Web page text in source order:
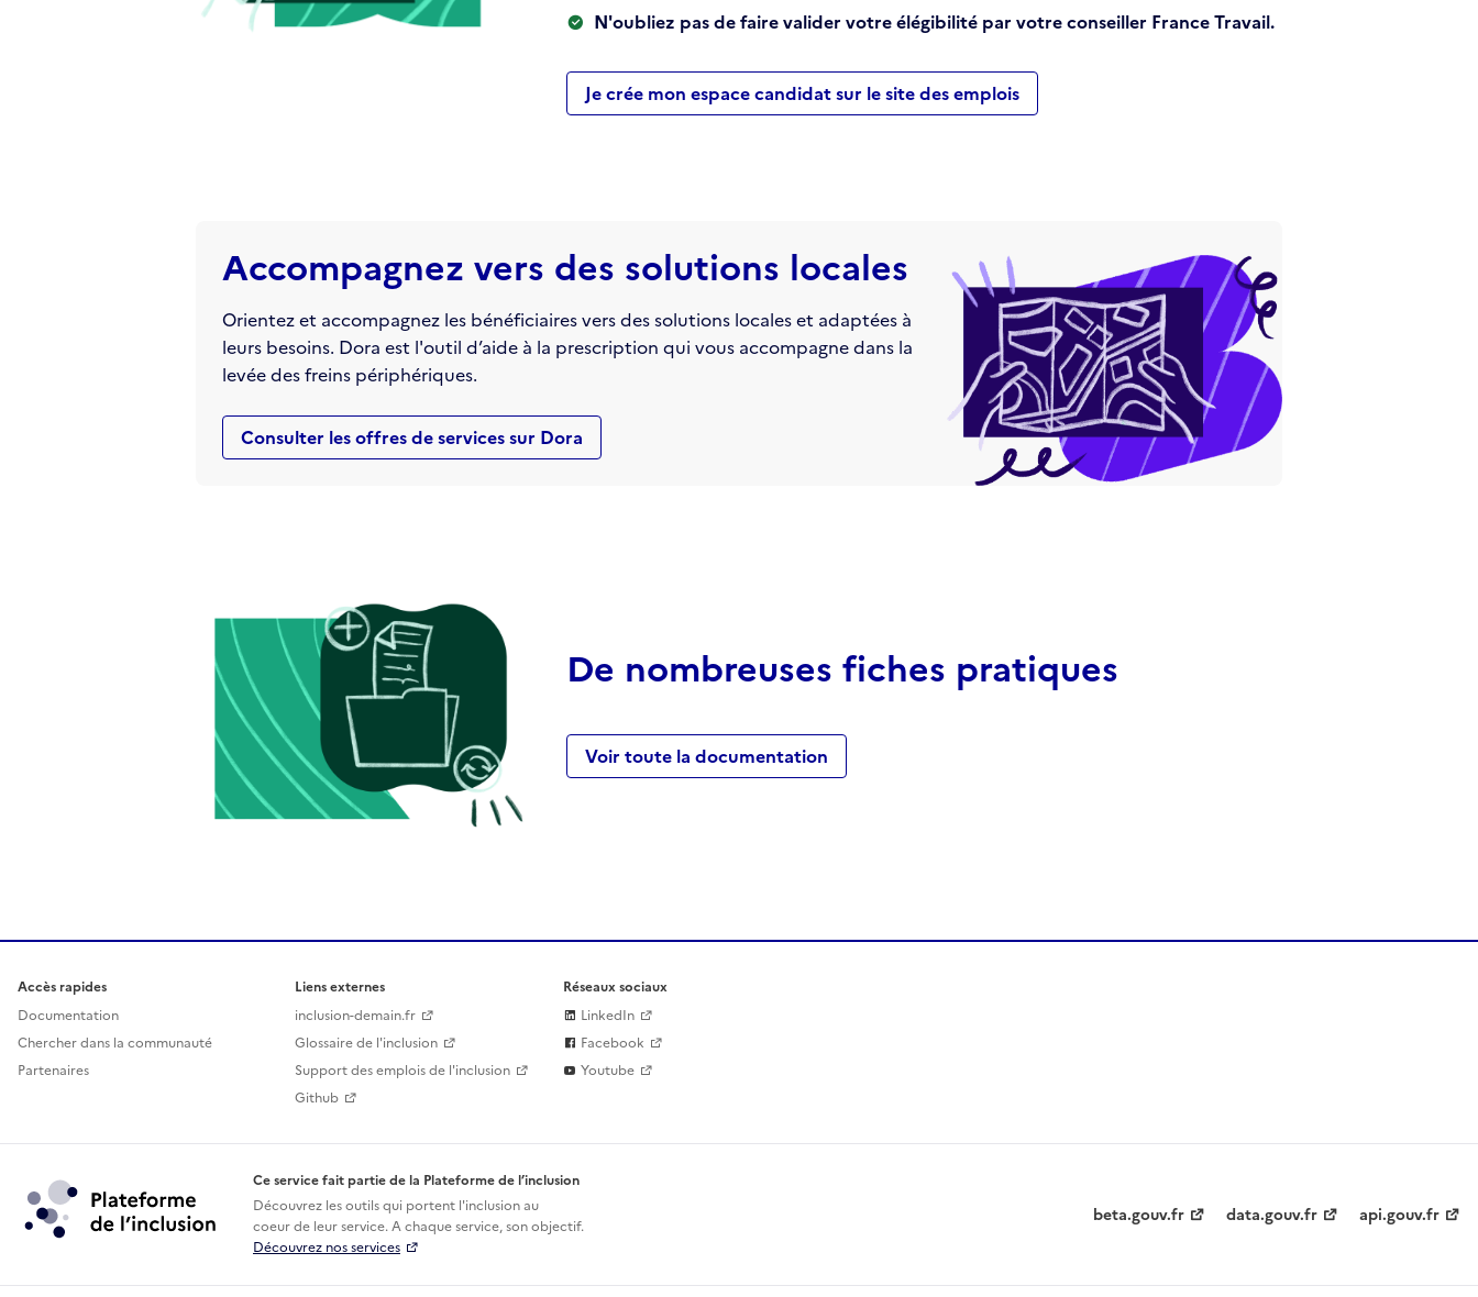
N'oubliez pas de faire valider votre élégibilité par votre conseiller France Travail.
Je crée mon espace candidat sur le site des emplois
Accompagnez vers des solutions locales
Orientez et accompagnez les bénéficiaires vers des solutions locales et adaptées à
leurs besoins. Dora est l'outil d’aide à la prescription qui vous accompagne dans la
levée des freins périphériques.
Consulter les offres de services sur Dora
De nombreuses fiches pratiques
Voir toute la documentation
Accès rapides
Documentation
Chercher dans la communauté
Partenaires
Liens externes
inclusion-demain.fr
Glossaire de l'inclusion
Support des emplois de l'inclusion
Github
Réseaux sociaux
LinkedIn
Facebook
Youtube
Ce service fait partie de la Plateforme de l’inclusion
Découvrez les outils qui portent l'inclusion au
coeur de leur service. A chaque service, son objectif.
Découvrez nos services
beta.gouv.fr data.gouv.fr api.gouv.fr